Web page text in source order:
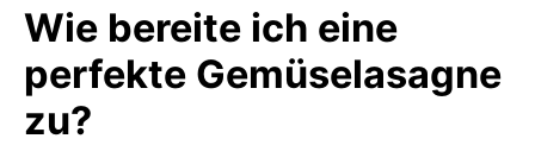
Wie bereite ich eine
perfekte Gemüselasagne
zu?